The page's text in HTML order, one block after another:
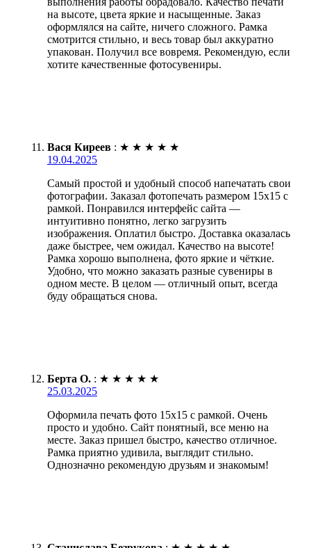
на высоте, цвета яркие и насыщенные. Заказ
оформлялся на сайте, ничего сложного. Рамка
смотрится стильно, и весь товар был аккуратно
упакован. Получил все вовремя. Рекомендую, если
хотите качественные фотосувениры.
Вася Киреев : ★ ★ ★ ★ ★
19.04.2025
Самый простой и удобный способ напечатать свои
фотографии. Заказал фотопечать размером 15х15 с
рамкой. Понравился интерфейс сайта —
интуитивно понятно, легко загрузить
изображения. Оплатил быстро. Доставка оказалась
даже быстрее, чем ожидал. Качество на высоте!
Рамка хорошо выполнена, фото яркие и чёткие.
Удобно, что можно заказать разные сувениры в
одном месте. В целом — отличный опыт, всегда
буду обращаться снова.
Берта О. : ★ ★ ★ ★ ★
25.03.2025
Оформила печать фото 15х15 с рамкой. Очень
просто и удобно. Сайт понятный, все меню на
месте. Заказ пришел быстро, качество отличное.
Рамка приятно удивила, выглядит стильно.
Однозначно рекомендую друзьям и знакомым!